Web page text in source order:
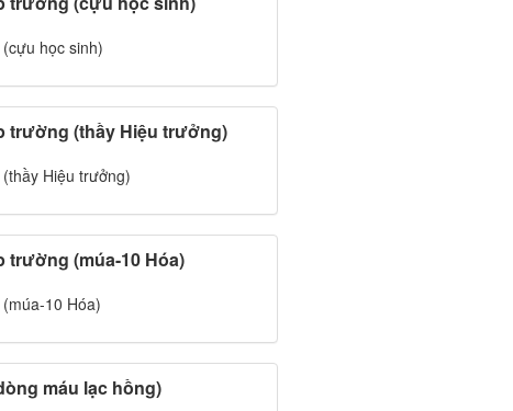
học sinh)
trường (thầy Hiệu trưởng)
Hiệu trưởng)
trường (múa-10 Hóa)
10 Hóa)
máu lạc hồng)